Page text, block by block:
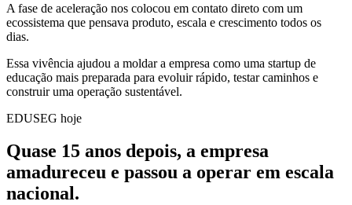
A fase de aceleração nos colocou em contato direto com um
ecossistema que pensava produto, escala e crescimento todos os
dias.
Essa vivência ajudou a moldar a empresa como uma startup de
educação mais preparada para evoluir rápido, testar caminhos e
construir uma operação sustentável.
EDUSEG hoje
Quase 15 anos depois, a empresa
amadureceu e passou a operar em escala
nacional.